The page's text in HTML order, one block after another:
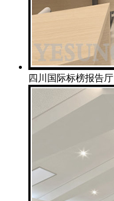
四川国际标榜报告厅